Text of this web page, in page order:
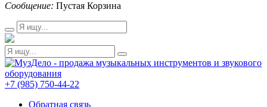
Сообщение: Пустая Корзина
+7 (985) 750-44-22
Обратная связь